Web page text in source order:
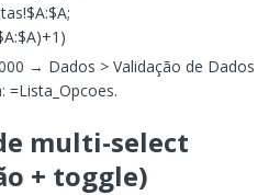
→ Dados > Validação de Dados
multi-select
+ toggle)